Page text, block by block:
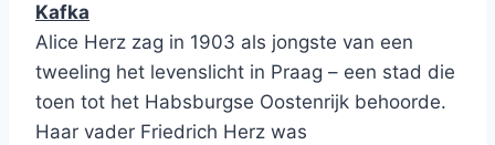
Kafka
Alice Herz zag in 1903 als jongste van een
tweeling het levenslicht in Praag – een stad die
toen tot het Habsburgse Oostenrijk behoorde.
Haar vader Friedrich Herz was